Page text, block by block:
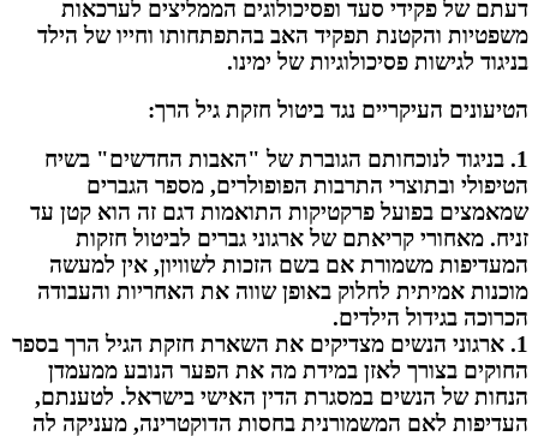
דעתם של פקידי סעד ופסיכולוגים הממליצים לערכאות
משפטיות והקטנת תפקיד האב בהתפתחותו וחייו של הילד
בניגוד לגישות פסיכולוגיות של ימינו.
הטיעונים העיקריים נגד ביטול חזקת גיל הרך:
1. בניגוד לנוכחותם הגוברת של "האבות החדשים" בשיח
הטיפולי ובתוצרי התרבות הפופולרים, מספר הגברים
שמאמצים בפועל פרקטיקות התואמות דגם זה הוא קטן עד
זניח. מאחורי קריאתם של ארגוני גברים לביטול חזקות
המעדיפות משמורת אם בשם הזכות לשוויון, אין למעשה
מוכנות אמיתית לחלוק באופן שווה את האחריות והעבודה
הכרוכה בגידול הילדים.
1. ארגוני הנשים מצדיקים את השארת חזקת הגיל הרך בספר
החוקים בצורך לאזן במידת מה את הפער הנובע ממעמדן
הנחות של הנשים במסגרת הדין האישי בישראל. לטענתם,
העדיפות לאם המשמורנית בחסות הדוקטרינה, מעניקה לה